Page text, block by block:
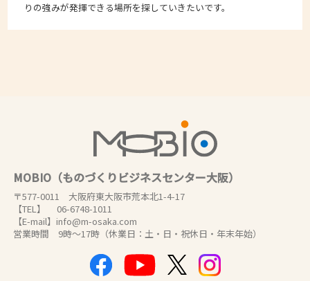
りの強みが発揮できる場所を探していきたいです。
MOBIO（ものづくりビジネスセンター大阪）
〒577-0011 大阪府東大阪市荒本北1-4-17
【TEL】 06-6748-1011
【E-mail】info@m-osaka.com
営業時間 9時～17時（休業日：土・日・祝休日・年末年始）